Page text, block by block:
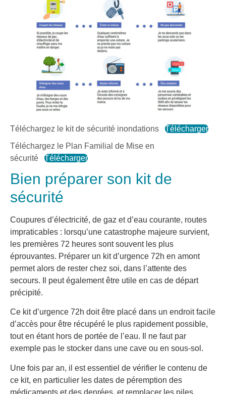
Téléchargez le kit de sécurité inondations
Télécharger
Téléchargez le Plan Familial de Mise en
sécurité
Télécharger
Bien préparer son kit de
sécurité
Coupures d’électricité, de gaz et d’eau courante, routes
impraticables : lorsqu’une catastrophe majeure survient,
les premières 72 heures sont souvent les plus
éprouvantes. Préparer un kit d’urgence 72h en amont
permet alors de rester chez soi, dans l’attente des
secours. Il peut également être utile en cas de départ
précipité.
Ce kit d’urgence 72h doit être placé dans un endroit facile
d’accès pour être récupéré le plus rapidement possible,
tout en étant hors de portée de l’eau. Il ne faut par
exemple pas le stocker dans une cave ou en sous-sol.
Une fois par an, il est essentiel de vérifier le contenu de
ce kit, en particulier les dates de péremption des
médicaments et des denrées, et remplacer les piles.